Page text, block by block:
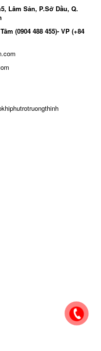
Lâm Sản, P.Sở Dầu, Q.
(0904 488 455)- VP (+84